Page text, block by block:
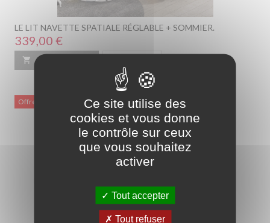
LE LIT NAVETTE SPATIALE RÉGLABLE + SOMMIER.
Prix
339,00 €
 Ajouter au panier
Offre catalogue
Ce site utilise des
cookies et vous donne
le contrôle sur ceux
que vous souhaitez
activer
Tout accepter
Tout refuser